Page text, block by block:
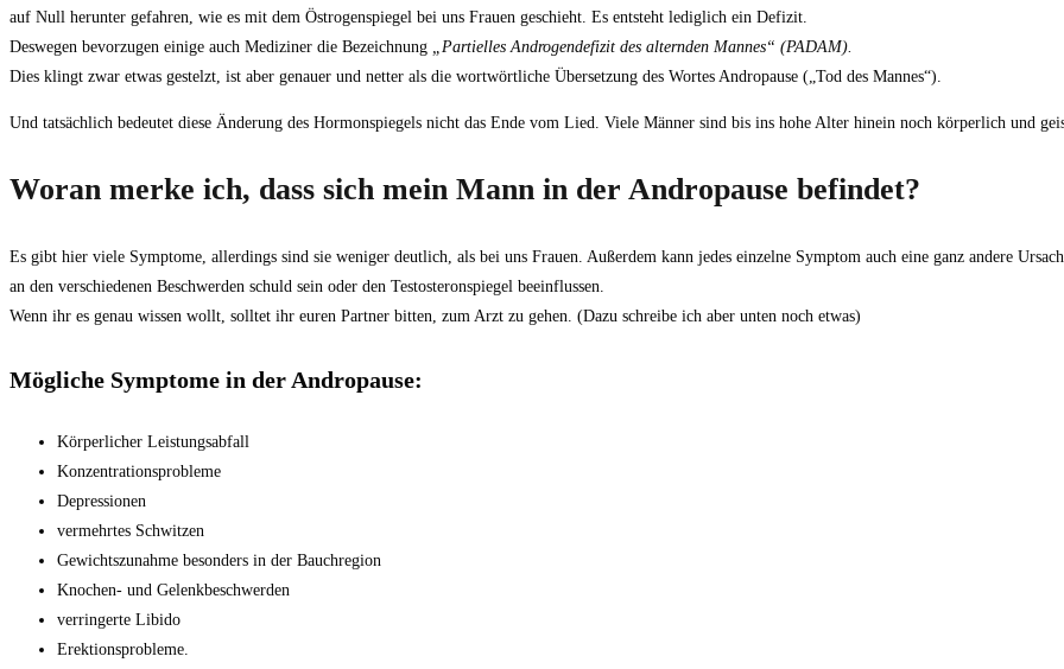
auf Null herunter gefahren, wie es mit dem Östrogenspiegel bei uns Frauen geschieht. Es entsteht lediglich ein Defizit.
Deswegen bevorzugen einige auch Mediziner die Bezeichnung „Partielles Androgendefizit des alternden Mannes“ (PADAM).
Dies klingt zwar etwas gestelzt, ist aber genauer und netter als die wortwörtliche Übersetzung des Wortes Andropause („Tod des Mannes“).
Und tatsächlich bedeutet diese Änderung des Hormonspiegels nicht das Ende vom Lied. Viele Männer sind bis ins hohe Alter hinein noch körperlich und
Woran merke ich, dass sich mein Mann in der Andropause befindet?
Es gibt hier viele Symptome, allerdings sind sie weniger deutlich, als bei uns Frauen. Außerdem kann jedes einzelne Symptom auch eine ganz andere
an den verschiedenen Beschwerden schuld sein oder den Testosteronspiegel beeinflussen.
Wenn ihr es genau wissen wollt, solltet ihr euren Partner bitten, zum Arzt zu gehen. (Dazu schreibe ich aber unten noch etwas)
Mögliche Symptome in der Andropause:
Körperlicher Leistungsabfall
Konzentrationsprobleme
Depressionen
vermehrtes Schwitzen
Gewichtszunahme besonders in der Bauchregion
Knochen- und Gelenkbeschwerden
verringerte Libido
Erektionsprobleme.